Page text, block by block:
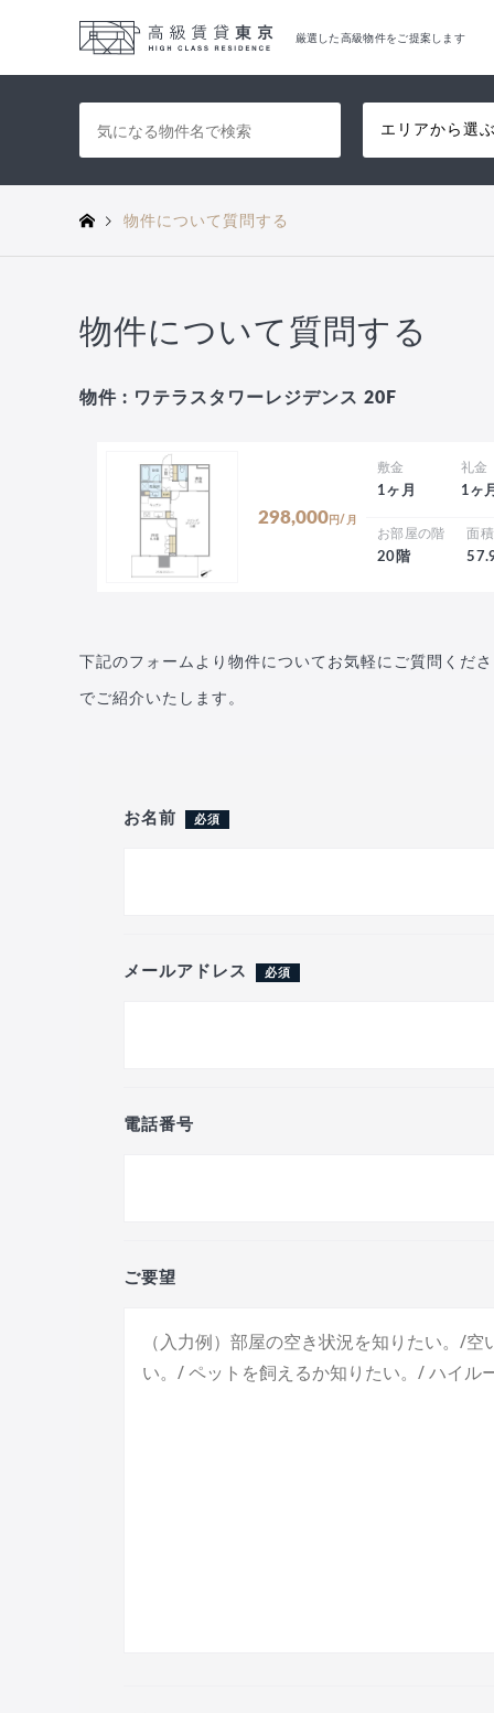
厳選した高級物件をご提案します
エリアから選
物件について質問する
物件について質問する
物件 : ワテラスタワーレジデンス 20F
298,000 円/月
敷金
1ヶ月
礼金
1ヶ
お部屋の階
20階
面積
下記のフォームより物件についてお気軽にご質問くだ
でご紹介いたします。
お名前 必須
メールアドレス 必須
電話番号
ご要望